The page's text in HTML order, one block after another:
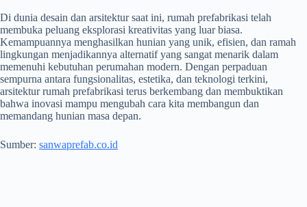
Di dunia desain dan arsitektur saat ini, rumah prefabrikasi telah
membuka peluang eksplorasi kreativitas yang luar biasa.
Kemampuannya menghasilkan hunian yang unik, efisien, dan ramah
lingkungan menjadikannya alternatif yang sangat menarik dalam
memenuhi kebutuhan perumahan modern. Dengan perpaduan
sempurna antara fungsionalitas, estetika, dan teknologi terkini,
arsitektur rumah prefabrikasi terus berkembang dan membuktikan
bahwa inovasi mampu mengubah cara kita membangun dan
memandang hunian masa depan.
Sumber: sanwaprefab.co.id